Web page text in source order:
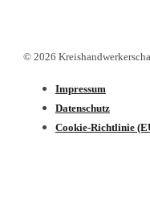
© 2026
Impressum
Datenschutz­
Cookie-Richtlinie